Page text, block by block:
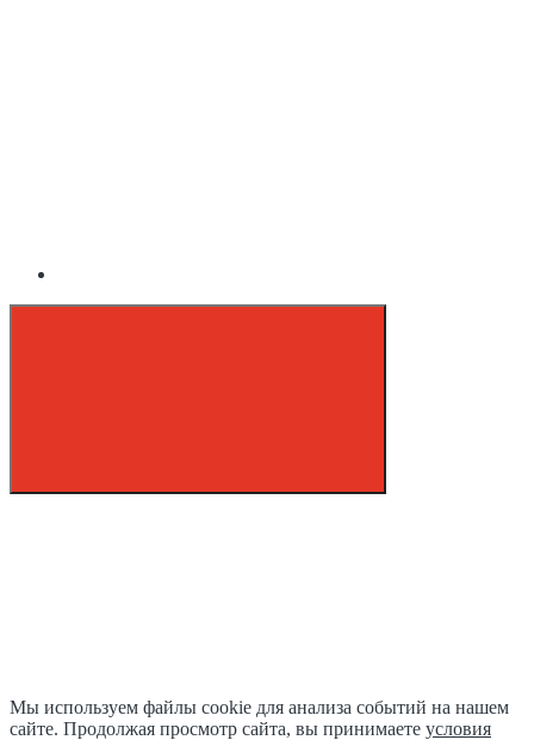
Мы используем файлы cookie для анализа событий на нашем
сайте. Продолжая просмотр сайта, вы принимаете условия